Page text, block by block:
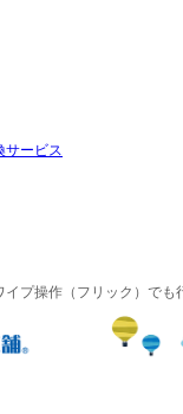
サービス
プ操作（フリック）でも